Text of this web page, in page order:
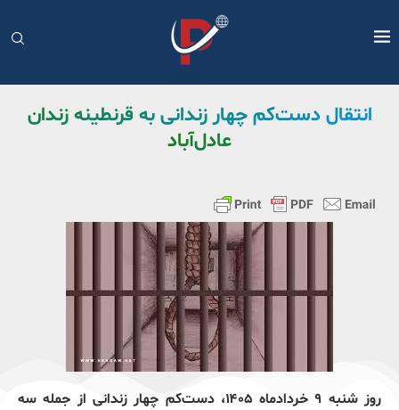
انتقال دست‌کم چهار زندانی به قرنطینه زندان
عادل‌آباد
روز شنبه ۹ خردادماه ۱۴۰۵، دست‌کم چهار زندانی از جمله سه